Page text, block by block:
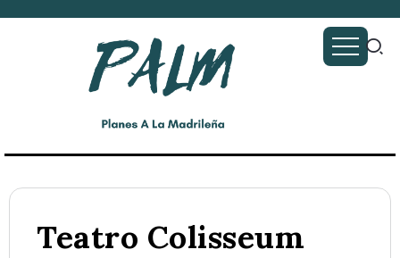
Teatro Colisseum